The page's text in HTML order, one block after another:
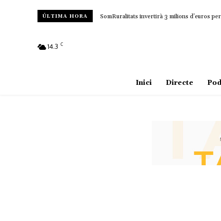
ÚLTIMA HORA SomRuralitats invertirà 3 milions d’euros
14.3 C
Inici Directe